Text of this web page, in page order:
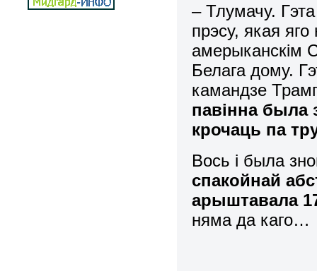
– Тлумачу.
прэсу, якая яго
амерыканскім
Белага дому.
камандзе
павінна была
крочаць па
Вось і была
спакойнай
арыштавала
няма да каго…